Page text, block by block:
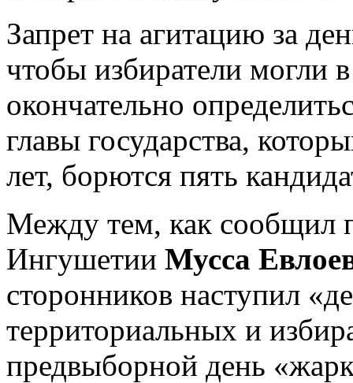
Запрет на агитацию за
чтобы избиратели могли
окончательно
главы государства,
лет, борются пять
Между тем, как сообщил
Ингушетии Мусса
сторонников наступил
территориальных и
предвыборной день